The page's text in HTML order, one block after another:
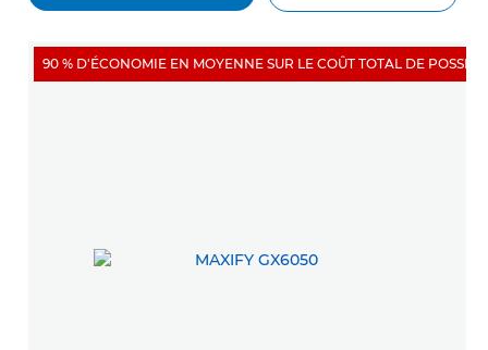
90 % D'ÉCONOMIE EN MOYENNE SUR LE COÛT TOTAL DE